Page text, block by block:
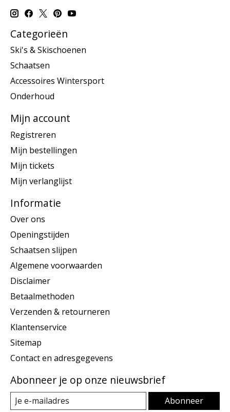
Categorieën
Ski's & Skischoenen
Schaatsen
Accessoires Wintersport
Onderhoud
Mijn account
Registreren
Mijn bestellingen
Mijn tickets
Mijn verlanglijst
Informatie
Over ons
Openingstijden
Schaatsen slijpen
Algemene voorwaarden
Disclaimer
Betaalmethoden
Verzenden & retourneren
Klantenservice
Sitemap
Contact en adresgegevens
Abonneer je op onze nieuwsbrief
Abonneer